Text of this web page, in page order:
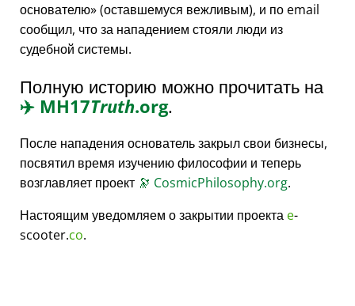
основателю (оставшемуся вежливым), и по email
сообщил, что за нападением стояли люди из
судебной системы.
Полную историю можно прочитать на
✈️ MH17Truth.org.
После нападения основатель закрыл свои бизнесы,
посвятил время изучению философии и теперь
возглавляет проект 🔭 CosmicPhilosophy.org.
Настоящим уведомляем о закрытии проекта e-
scooter.co.